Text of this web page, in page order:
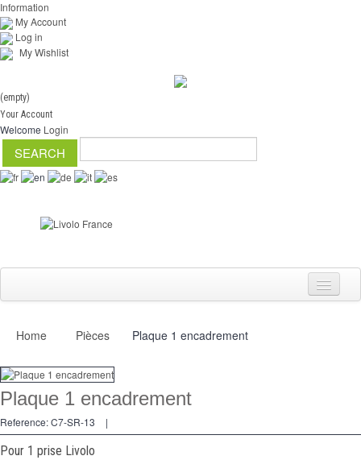
Information
My Account
Log in
My Wishlist
(empty)
Your Account
Welcome Login
Switch
Dimmer
2 Ways
Home Pièces Plaque 1 encadrement
Plaque 1 encadrement
Reference:C7-SR-13 |
Pour 1 prise Livolo